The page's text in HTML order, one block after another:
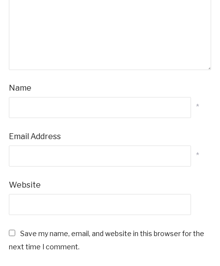
Name
*
Email Address
*
Website
Save my name, email, and website in this browser for the
next time I comment.